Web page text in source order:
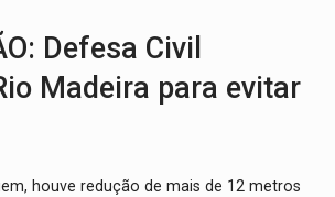
Defesa Civil
Madeira para evitar
houve redução de mais de 12 metros